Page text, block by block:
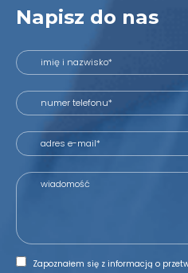
Napisz do nas
Zapoznałem się z informacją o